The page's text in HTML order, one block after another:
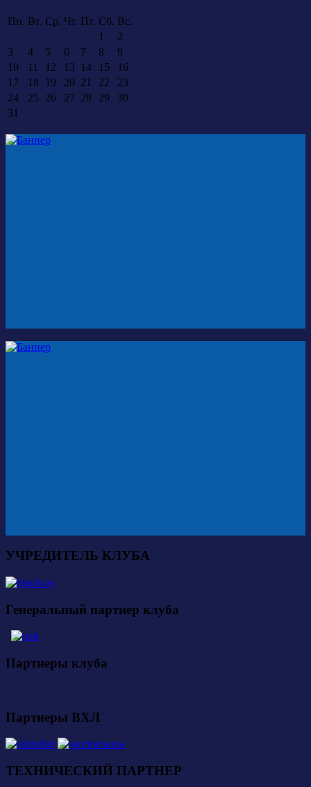
Пн. Вт. Ср. Чт. Пт. Сб. Вс.
1
2
3
4 5 6 7 8
9
10
11 12 13 14 15
16
17
18 19 20 21 22
23
24
25 26 27 28 29
30
31
УЧРЕДИТЕЛЬ КЛУБА
Генеральный партнер клуба
Партнеры клуба
Партнеры ВХЛ
ТЕХНИЧЕСКИЙ ПАРТНЕР